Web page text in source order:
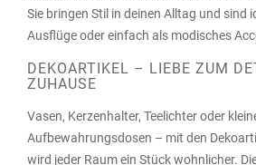
Sie bringen Stil in deinen Alltag und sind
Ausflüge oder einfach als modisches
DEKOARTIKEL – LIEBE ZUM
ZUHAUSE
Vasen, Kerzenhalter, Teelichter oder
Aufbewahrungsdosen – mit den
wird jeder Raum ein Stück wohnlicher.